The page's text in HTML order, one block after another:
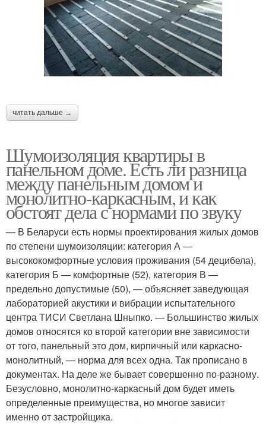
читать дальше →
Шумоизоляция квартиры в
панельном доме. Есть ли разница
между панельным домом и
монолитно-каркасным, и как
обстоят дела с нормами по звуку
— В Беларуси есть нормы проектирования жилых домов
по степени шумоизоляции: категория А —
высококомфортные условия проживания (54 децибела),
категория Б — комфортные (52), категория В —
предельно допустимые (50), — объясняет заведующая
лабораторией акустики и вибрации испытательного
центра ТИСИ Светлана Шныпко. — Большинство жилых
домов относятся ко второй категории вне зависимости
от того, панельный это дом, кирпичный или каркасно-
монолитный, — норма для всех одна. Так прописано в
документах. На деле же бывает совершенно по-разному.
Безусловно, монолитно-каркасный дом будет иметь
определенные преимущества, но многое зависит
именно от застройщика.